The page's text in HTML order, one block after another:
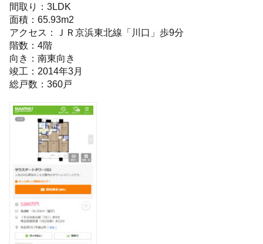
間取り：3LDK
面積：65.93m2
アクセス：ＪＲ京浜東北線「川口」歩9分
階数：4階
向き：南東向き
竣工：2014年3月
総戸数：360戸